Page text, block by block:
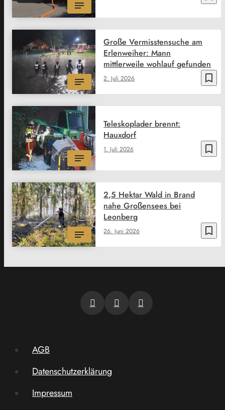
bookmark_border
2. Juli 2026
Große Vermisstensuche am
Erlenweiher: Mann
mittlerweile wohlauf gefunden
bookmark_border
1. Juli 2026
Teleskoplader brennt:
Hauxdorf
bookmark_border
26. Juni 2026
2,5 Hektar Wald in Brand
nahe Großensees bei
Leonberg
AGB
Datenschutzerklärung
Impressum